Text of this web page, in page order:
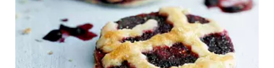
detail
-
section